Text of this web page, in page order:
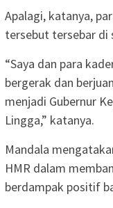
Apalagi, katanya,
tersebut tersebar di
“Saya dan para
bergerak dan
menjadi Gubernur
Lingga,” katanya.
Mandala
HMR dalam
berdampak positif